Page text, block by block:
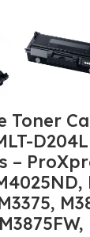
Toner
–